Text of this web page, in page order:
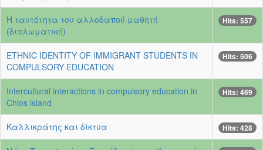
Η ταυτότητα του αλλοδαπού μαθητή
(διπλωματική)
Hits: 557
ETHNIC IDENTITY OF IMMIGRANT STUDENTS IN
COMPULSORY EDUCATION
Hits: 506
Intercultural interactions in compulsory education in
Chios island
Hits: 469
Καλλικράτης και δίκτυα Hits: 428